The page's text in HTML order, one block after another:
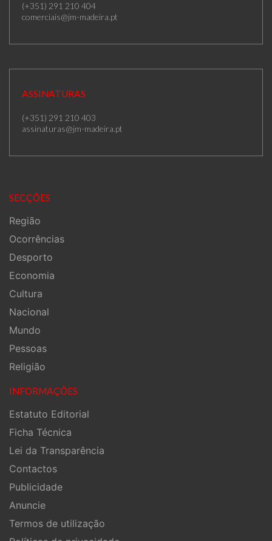
(+351) 291 210 404
comerciais@jm-madeira.pt
ASSINATURAS
(+351) 291 210 403
assinaturas@jm-madeira.pt
SECÇÕES
Região
Ocorrências
Desporto
Economia
Cultura
Nacional
Mundo
Pessoas
Religião
INFORMAÇÕES
Estatuto Editorial
Ficha Técnica
Lei da Transparência
Contactos
Publicidade
Anuncie
Termos de utilização